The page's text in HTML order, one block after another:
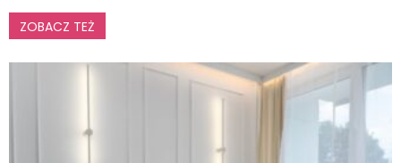
ZOBACZ TEŻ